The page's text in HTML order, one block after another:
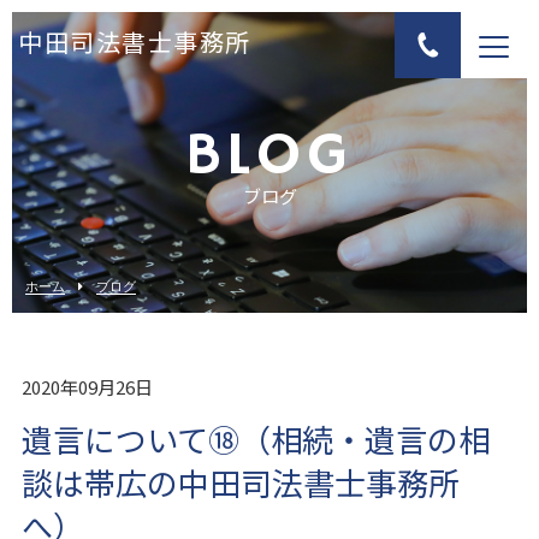
中田司法書士事務所
BLOG
ブログ
ホーム ブログ
2020年09月26日
遺言について⑱（相続・遺言の相
談は帯広の中田司法書士事務所
へ）